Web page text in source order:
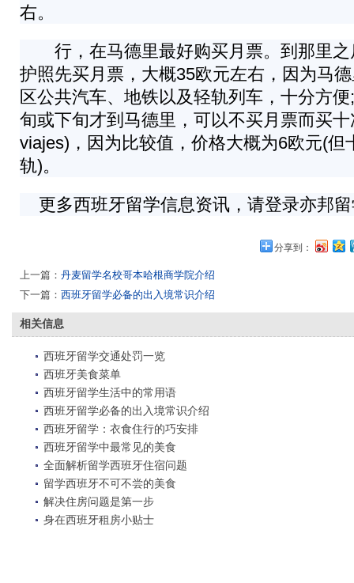
右。
行，在马德里最好购买月票。到那里之
护照先买月票，大概35欧元左右，因为马
区公共汽车、地铁以及轻轨列车，十分方
旬或下旬才到马德里，可以不买月票而买
viajes)，因为比较值，价格大概为6欧元(但
轨)。
更多西班牙留学信息资讯，请登录亦邦
分享到：
上一篇： 丹麦留学名校哥本哈根商学院介绍
下一篇： 西班牙留学必备的出入境常识介绍
相关信息
西班牙留学交通处罚一览
西班牙美食菜单
西班牙留学生活中的常用语
西班牙留学必备的出入境常识介绍
西班牙留学：衣食住行的巧安排
西班牙留学中最常见的美食
全面解析留学西班牙住宿问题
留学西班牙不可不尝的美食
解决住房问题是第一步
身在西班牙租房小贴士